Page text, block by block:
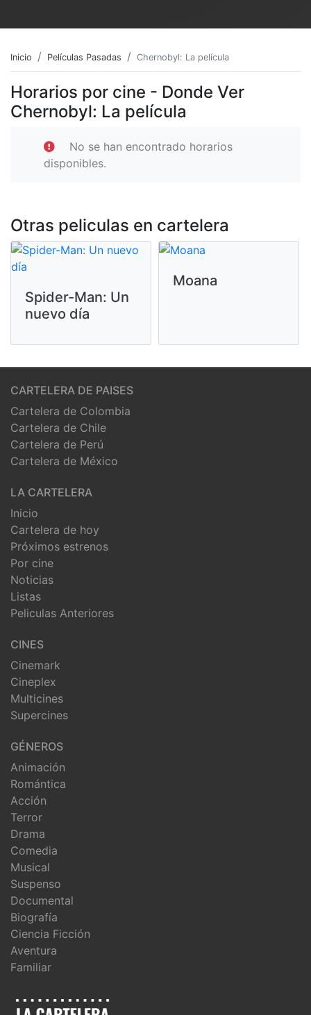
Inicio Películas Pasadas Chernobyl: La película
Horarios por cine - Donde Ver
Chernobyl: La película
No se han encontrado horarios
disponibles.
Otras peliculas en cartelera
Spider-Man: Un
nuevo día
Moana
CARTELERA DE PAISES
Cartelera de Colombia
Cartelera de Chile
Cartelera de Perú
Cartelera de México
LA CARTELERA
Inicio
Cartelera de hoy
Próximos estrenos
Por cine
Noticias
Listas
Peliculas Anteriores
CINES
Cinemark
Cineplex
Multicines
Supercines
GÉNEROS
Animación
Romántica
Acción
Terror
Drama
Comedia
Musical
Suspenso
Documental
Biografía
Ciencia Ficción
Aventura
Familiar